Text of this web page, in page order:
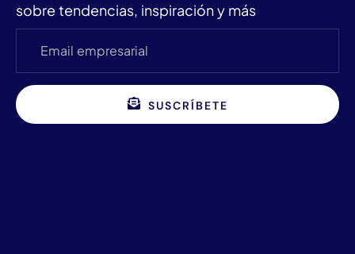
sobre tendencias, inspiración y más
SUSCRÍBETE